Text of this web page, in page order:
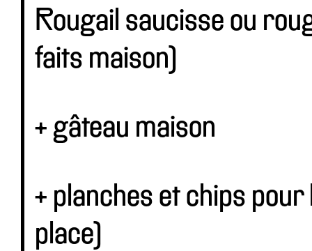
Rougail saucisse ou
faits maison)
+ gâteau maison
+ planches et chips
place)